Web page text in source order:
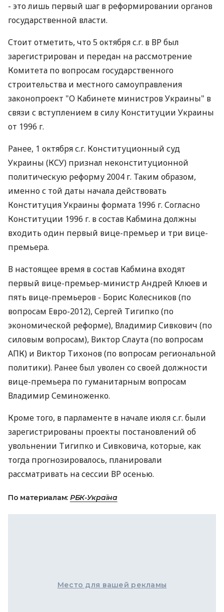
- это лишь первый шаг в реформировании органов
государственной власти.
Стоит отметить, что 5 октября с.г. в ВР был
зарегистрирован и передан на рассмотрение
Комитета по вопросам государственного
строительства и местного самоуправления
законопроект "О Кабинете министров Украины" в
связи с вступлением в силу Конституции Украины
от 1996 г.
Ранее, 1 октября с.г. Конституционный суд
Украины (КСУ) признал неконституционной
политическую реформу 2004 г. Таким образом,
именно с той даты начала действовать
Конституция Украины формата 1996 г. Согласно
Конституции 1996 г. в состав Кабмина должны
входить один первый вице-премьер и три вице-
премьера.
В настоящее время в состав Кабмина входят
первый вице-премьер-министр Андрей Клюев и
пять вице-премьеров - Борис Колесников (по
вопросам Евро-2012), Сергей Тигипко (по
экономической реформе), Владимир Сивкович (по
силовым вопросам), Виктор Слаута (по вопросам
АПК) и Виктор Тихонов (по вопросам региональной
политики). Ранее был уволен со своей должности
вице-премьера по гуманитарным вопросам
Владимир Семиноженко.
Кроме того, в парламенте в начале июля с.г. были
зарегистрированы проекты постановлений об
увольнении Тигипко и Сивковича, которые, как
тогда прогнозировалось, планировали
рассматривать на сессии ВР осенью.
По материалам: РБК-Україна
Место для вашей рекламы